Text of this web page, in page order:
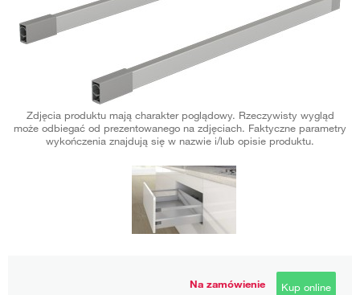
Zdjęcia produktu mają charakter poglądowy. Rzeczywisty wygląd
może odbiegać od prezentowanego na zdjęciach. Faktyczne parametry
wykończenia znajdują się w nazwie i/lub opisie produktu.
Na zamówienie
Kup online